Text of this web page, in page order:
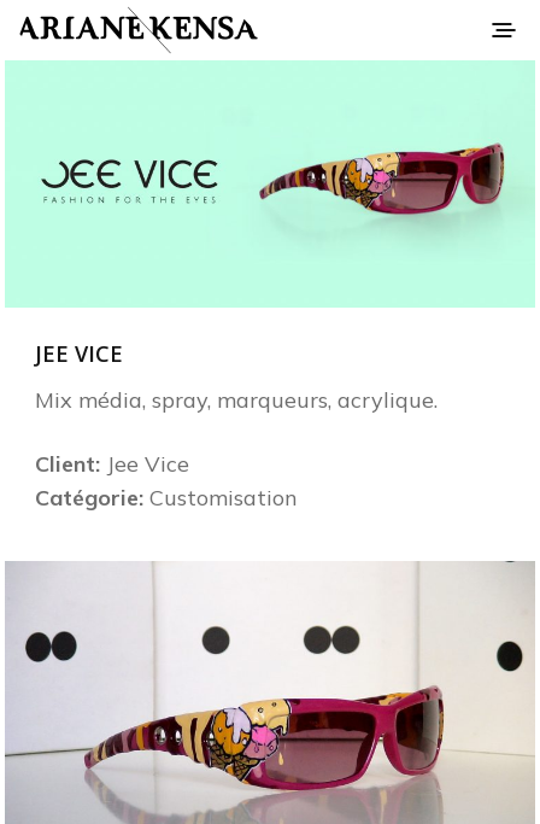
JEE VICE
Mix média, spray, marqueurs, acrylique.
Client: Jee Vice
Catégorie:Customisation